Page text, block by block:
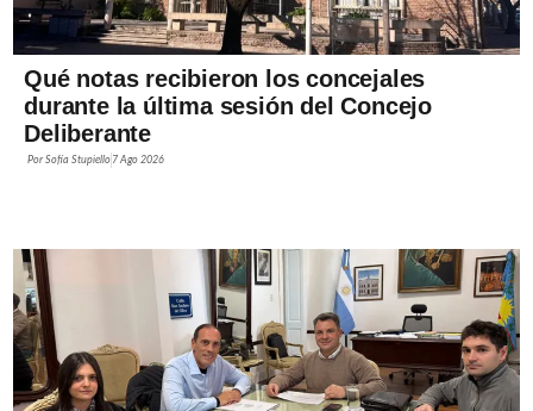
Qué notas recibieron los concejales
durante la última sesión del Concejo
Deliberante
PorSofía Stupiello 7 Ago 2026